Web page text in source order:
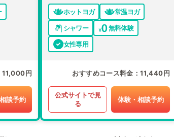
11,000円
談予約
ホットヨガ
常温ヨガ
シャワー
無料体験
女性専用
おすすめコース料金 11,440円
公式サイトで見
る
体験・相談予約